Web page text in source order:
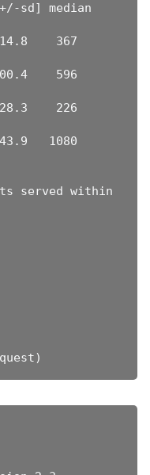
367
596
226
1080
served within